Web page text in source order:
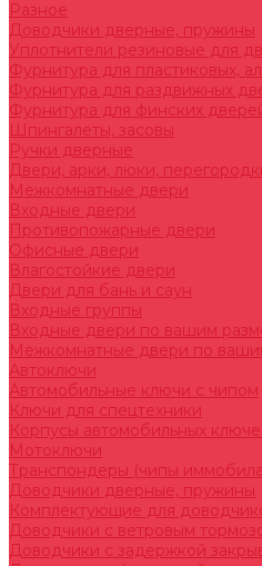
Разное
Доводчики дверные, пружины
Уплотнители резиновые для
Фурнитура для пластиковых,
Фурнитура для раздвижных
Фурнитура для финских
Шпингалеты, засовы
Ручки дверные
Двери, арки, люки,
Межкомнатные двери
Входные двери
Противопожарные двери
Офисные двери
Влагостойкие двери
Двери для бань и саун
Входные группы
Входные двери по вашим
Межкомнатные двери по
Автоключи
Автомобильные ключи с чипом
Ключи для спецтехники
Корпусы автомобильных
Мотоключи
Транспондеры (чипы
Доводчики дверные, пружины
Комплектующие для
Доводчики с ветровым
Доводчики с задержкой